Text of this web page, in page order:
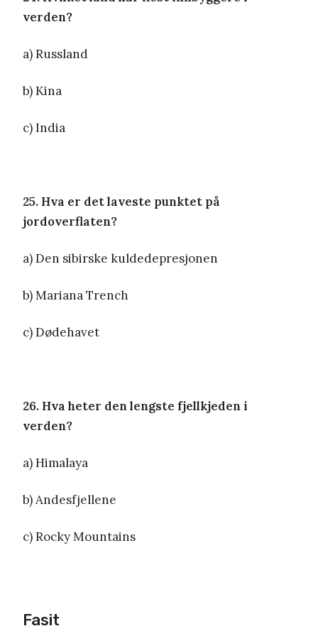
verden?
a) Russland
b) Kina
c) India
25. Hva er det laveste punktet på
jordoverflaten?
a) Den sibirske kuldedepresjonen
b) Mariana Trench
c) Dødehavet
26. Hva heter den lengste fjellkjeden i
verden?
a) Himalaya
b) Andesfjellene
c) Rocky Mountains
Fasit